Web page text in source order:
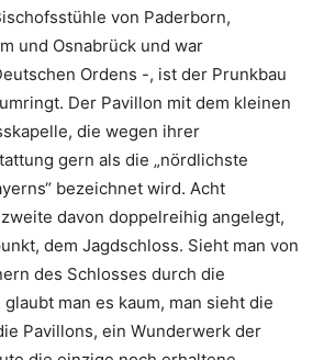
von Paderborn,
und Osnabrück und war
Ordens -, ist der Prunkbau
Der Pavillon mit dem kleinen
die wegen ihrer
gern als die „nördlichste
bezeichnet wird. Acht
davon doppelreihig angelegt,
dem Jagdschloss. Sieht man von
des Schlosses durch die
man es kaum, man sieht die
Pavillons, ein Wunderwerk der